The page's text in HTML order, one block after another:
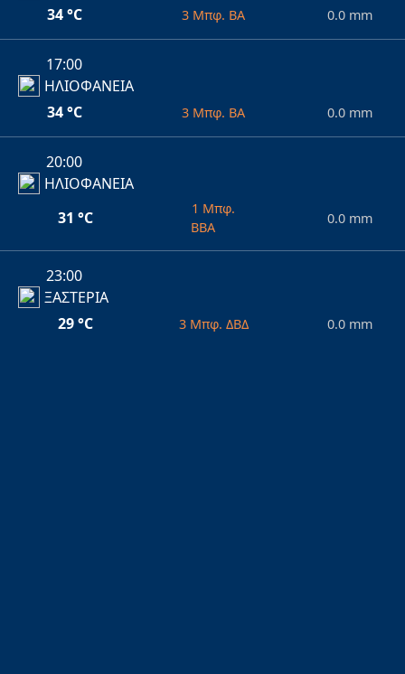
34 °C
3 Μπφ. ΒΑ 0.0 mm
17:00
ΗΛΙΟΦΑΝΕΙΑ
34 °C
3 Μπφ. ΒΑ 0.0 mm
20:00
ΗΛΙΟΦΑΝΕΙΑ
31 °C
1 Μπφ.
ΒΒΑ
0.0 mm
23:00
ΞΑΣΤΕΡΙΑ
29 °C
3 Μπφ. ΔΒΔ 0.0 mm